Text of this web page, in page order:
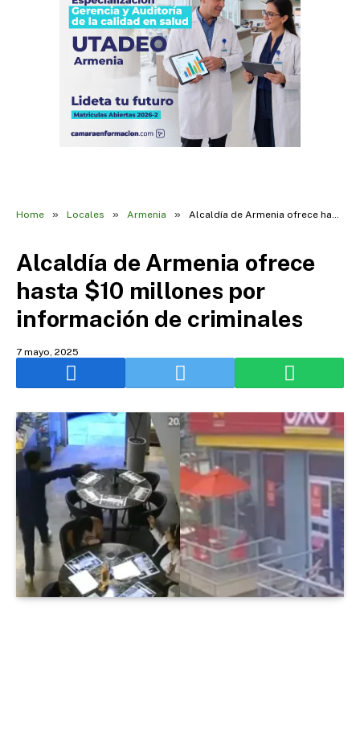
Home » Locales » Armenia » Alcaldía de Armenia ofrece hasta $10 millones por información de criminales
Alcaldía de Armenia ofrece
hasta $10 millones por
información de criminales
7 mayo, 2025